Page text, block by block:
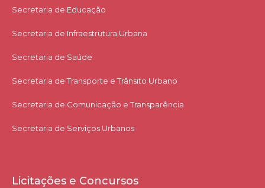
Secretaria de Educação
Secretaria de Infraestrutura Urbana
Secretaria de Saúde
Secretaria de Transporte e Trânsito Urbano
Secretaria de Comunicação e Transparência
Secretaria de Serviços Urbanos
Licitações e Concursos